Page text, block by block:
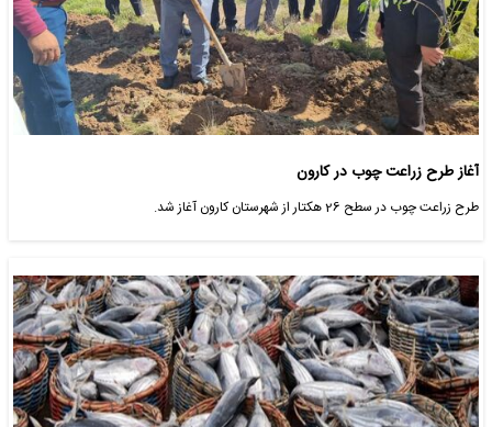
آغاز طرح زراعت چوب در کارون
طرح زراعت چوب در سطح 26 هکتار از شهرستان کارون آغاز شد.